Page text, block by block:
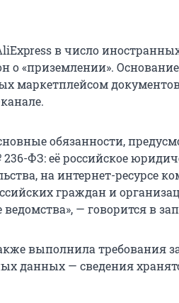
в число
о «приземлении».
маркетплейсом
обязанности,
ФЗ: её российское
на интернет-ресурсе
граждан и
— говорится в
выполнила требования
данных — сведения